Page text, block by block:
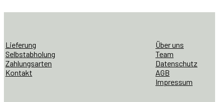
Kirschholz
Lieferung
Selbstabholung
Zahlungsarten
Kontakt
Über uns
Team
Datenschutz
AGB
Impressum